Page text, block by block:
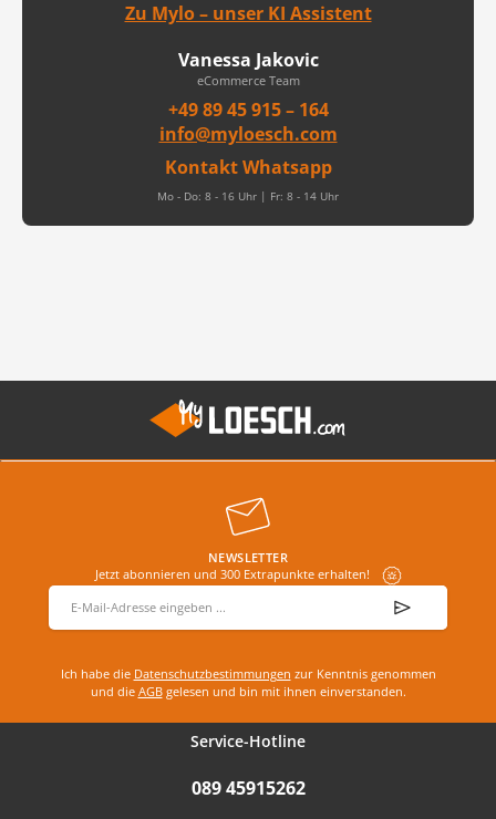
Zu Mylo – unser KI Assistent
Vanessa Jakovic
eCommerce Team
+49 89 45 915 – 164
info@myloesch.com
Kontakt Whatsapp
Mo - Do: 8 - 16 Uhr | Fr: 8 - 14 Uhr
NEWSLETTER
Jetzt abonnieren und 300 Extrapunkte erhalten!
E-Mail-Adresse
Ich habe die Datenschutzbestimmungen zur Kenntnis genommen
und die AGBgelesen und bin mit ihnen einverstanden.
Service-Hotline
089 45915262